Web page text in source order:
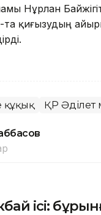
Нұрлан
та қиғызудың
құқық ҚР Әділет
ісі: